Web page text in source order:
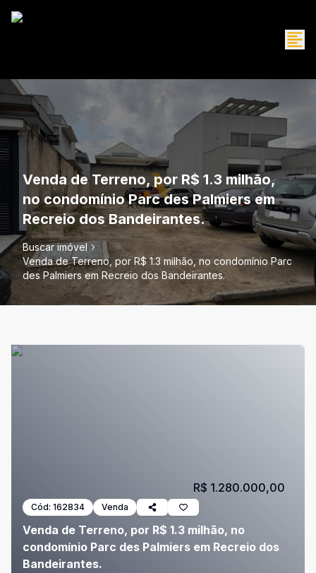
Venda de Terreno, por R$ 1.3 milhão,
no condomínio Parc des Palmiers em
Recreio dos Bandeirantes.
Buscar imóvel
Venda de Terreno, por R$ 1.3 milhão, no condomínio Parc
des Palmiers em Recreio dos Bandeirantes.
Cód: 162834 Venda
Venda de Terreno, por R$ 1.3 milhão, no
condomínio Parc des Palmiers em Recreio dos
Bandeirantes.
R$ 1.280.000,00